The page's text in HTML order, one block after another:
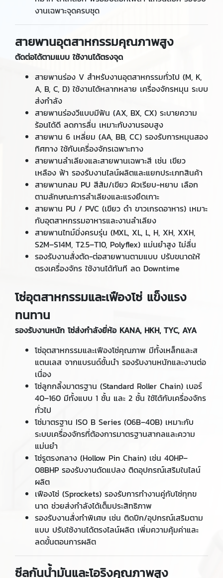
งานเฉพาะจุดครบชุด
สายพานอุตสาหกรรมคุณภาพสูง
ตัดต่อได้ตามแบบ ใช้งานได้ตรงจุด
สายพานร่อง V สำหรับงานอุตสาหกรรมทั่วไป (M, K,
A, B, C, D) ใช้งานได้หลากหลาย เครื่องจักรหมุน ระบบ
ส่งกำลัง
สายพานร่องวีแบบมีฟัน (AX, BX, CX) ระบายความ
ร้อนได้ดี ลดการลื่น เหมาะกับงานรอบสูง
สายพาน 6 เหลี่ยม (AA, BB, CC) รองรับการหมุนสอง
ทิศทาง ใช้กับเครื่องจักรเฉพาะทาง
สายพานลำเลียงและสายพานเฉพาะสี เช่น เขียว
เหลือง ฟ้า รองรับงานไลน์ผลิตและแยกประเภทสินค้า
สายพานกลม PU สีส้ม/เขียว ผิวเรียบ-หยาบ เลือก
ตามลักษณะการลำเลียงและแรงยึดเกาะ
สายพาน PU / PVC (เขียว ดำ ขาวเกรดอาหาร) เหมาะ
กับอุตสาหกรรมอาหารและงานลำเลียง
สายพานไทม์มิ่งครบรุ่น (MXL, XL, L, H, XH, XXH,
S2M–S14M, T2.5–T10, Polyflex) แม่นยำสูง ไม่ลื่น
รองรับงานสั่งตัด-ต่อสายพานตามแบบ ปรับขนาดให้
ตรงเครื่องจักร ใช้งานได้ทันที ลด Downtime
โซ่อุตสาหกรรมและเฟืองโซ่ แข็งแรง
ทนทาน
รองรับงานหนัก โซ่ส่งกำลังยี่ห้อ KANA, HKH, TYC, AYA
โซ่อุตสาหกรรมและเฟืองโซ่คุณภาพ มีทั้งเหล็กและส
แตนเลส จากแบรนด์ชั้นนำ รองรับงานหนักและงานต่อ
เนื่อง
โซ่ลูกกลิ้งมาตรฐาน (Standard Roller Chain) เบอร์
40–160 มีทั้งแบบ 1 ชั้น และ 2 ชั้น ใช้ได้กับเครื่องจักร
ทั่วไป
โซ่มาตรฐาน ISO B Series (06B–40B) เหมาะกับ
ระบบเครื่องจักรที่ต้องการมาตรฐานสากลและความ
แม่นยำ
โซ่รูตรงกลาง (Hollow Pin Chain) เช่น 40HP–
08BHP รองรับงานดัดแปลง ติดอุปกรณ์เสริมในไลน์
ผลิต
เฟืองโซ่ (Sprockets) รองรับการทำงานคู่กับโซ่ทุกข
นาด ช่วยส่งกำลังได้เต็มประสิทธิภาพ
รองรับงานสั่งทำพิเศษ เช่น ติดปีก/อุปกรณ์เสริมตาม
แบบ ปรับใช้งานได้ตรงไลน์ผลิต เพิ่มความคุ้มค่าและ
ลดขั้นตอนการผลิต
ซีลกันน้ำมันและโอริงคุณภาพสูง